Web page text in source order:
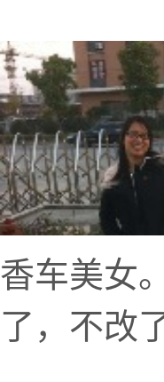
香车美女
了，不改